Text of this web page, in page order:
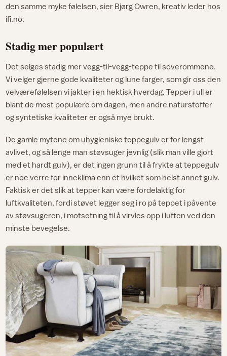
den samme myke følelsen, sier Bjørg Owren, kreativ leder hos
ifi.no.
Stadig mer populært
Det selges stadig mer vegg-til-vegg-teppe til soverommene.
Vi velger gjerne gode kvaliteter og lune farger, som gir oss den
velværefølelsen vi jakter i en hektisk hverdag. Tepper i ull er
blant de mest populære om dagen, men andre naturstoffer
og syntetiske kvaliteter er også mye brukt.
De gamle mytene om uhygieniske teppegulv er for lengst
avlivet, og så lenge man støvsuger jevnlig (slik man ville gjort
med et hardt gulv), er det ingen grunn til å frykte at teppegulv
er noe verre for inneklima enn et hvilket som helst annet gulv.
Faktisk er det slik at tepper kan være fordelaktig for
luftkvaliteten, fordi støvet legger seg i ro på teppet i påvente
av støvsugeren, i motsetning til å virvles opp i luften ved den
minste bevegelse.